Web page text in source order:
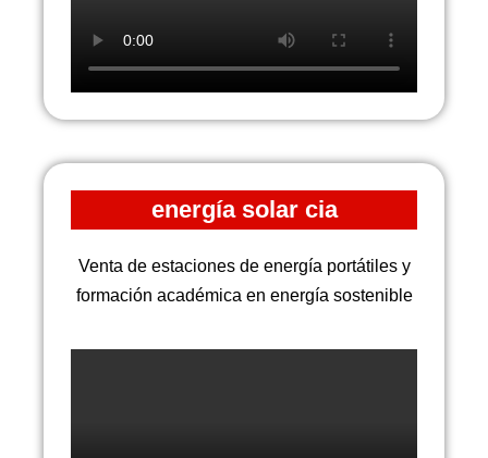
energía solar cia
Venta de estaciones de energía portátiles y
formación académica en energía sostenible